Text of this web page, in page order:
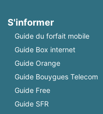
S'informer
Guide du forfait mobile
Guide Box internet
Guide Orange
Guide Bouygues Telecom
Guide Free
Guide SFR